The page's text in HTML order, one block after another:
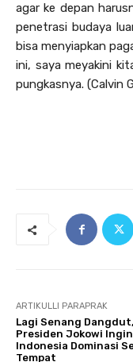
agar ke depan
penetrasi budaya
bisa menyiapkan
ini, saya meyakini
pungkasnya. (Calvin
ARTIKULLI PARAPRAK
Lagi Senang Dangdut,
Presiden Jokowi
Indonesia Dominasi
Tempat